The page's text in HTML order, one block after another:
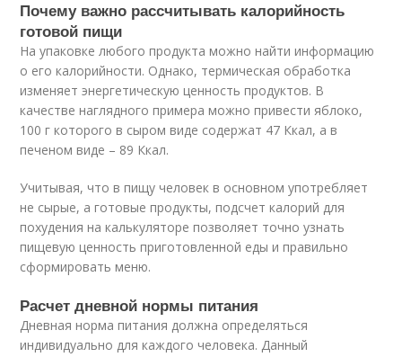
Почему важно рассчитывать калорийность
готовой пищи
На упаковке любого продукта можно найти информацию
о его калорийности. Однако, термическая обработка
изменяет энергетическую ценность продуктов. В
качестве наглядного примера можно привести яблоко,
100 г которого в сыром виде содержат 47 Ккал, а в
печеном виде – 89 Ккал.
Учитывая, что в пищу человек в основном употребляет
не сырые, а готовые продукты, подсчет калорий для
похудения на калькуляторе позволяет точно узнать
пищевую ценность приготовленной еды и правильно
сформировать меню.
Расчет дневной нормы питания
Дневная норма питания должна определяться
индивидуально для каждого человека. Данный